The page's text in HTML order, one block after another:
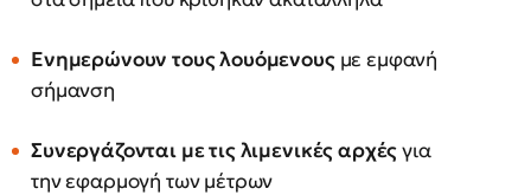
Ενημερώνουν τους λουόμενουςμε εμφανή
σήμανση
Συνεργάζονται με τις λιμενικές αρχέςγια
την εφαρμογή των μέτρων